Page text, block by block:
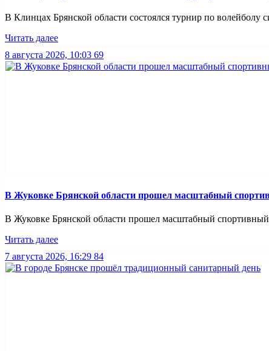
В Клинцах Брянской области состоялся турнир по
Читать далее
8 августа 2026, 10:03 69
В Жуковке Брянской области прошел масштабный
В Жуковке Брянской области прошел масштабный
Читать далее
7 августа 2026, 16:29 84